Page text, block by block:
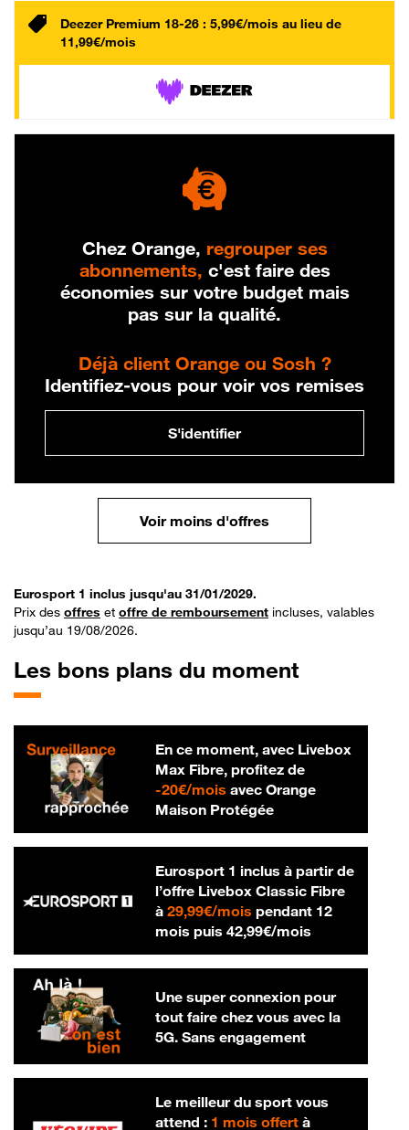
Deezer Premium 18-26 : 5,99€/mois au lieu de
11,99€/mois
Chez Orange, regrouper ses
abonnements, c'est faire des
économies sur votre budget mais
pas sur la qualité.
Déjà client Orange ou Sosh ?
Identifiez-vous pour voir vos remises
S'identifier
Voir moins d'offres
Eurosport 1 inclus jusqu'au 31/01/2029.
Prix des offres et offre de remboursement incluses, valables
jusqu’au 19/08/2026.
Les bons plans du moment
En ce moment, avec Livebox
Max Fibre, profitez de
-20€/mois20 € par mois
avec Orange
Maison Protégée
Eurosport 1 inclus à partir de
l’offre Livebox Classic Fibre
à 29,99€/mois29,99 € par mois
pendant 12
mois puis 42,99€/mois42,99 € par
Une super connexion pour
tout faire chez vous avec la
5G. Sans engagement
Le meilleur du sport vous
attend : 1 mois offertà